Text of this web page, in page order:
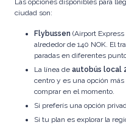
Las opciones disponibles para
ciudad son:
Flybussen (Airport
alrededor de 140 NOK. El
paradas en diferentes
La línea de autobús local
centro y es una opción
comprar en el momento.
Si preferís una opción
Si tu plan es explorar la